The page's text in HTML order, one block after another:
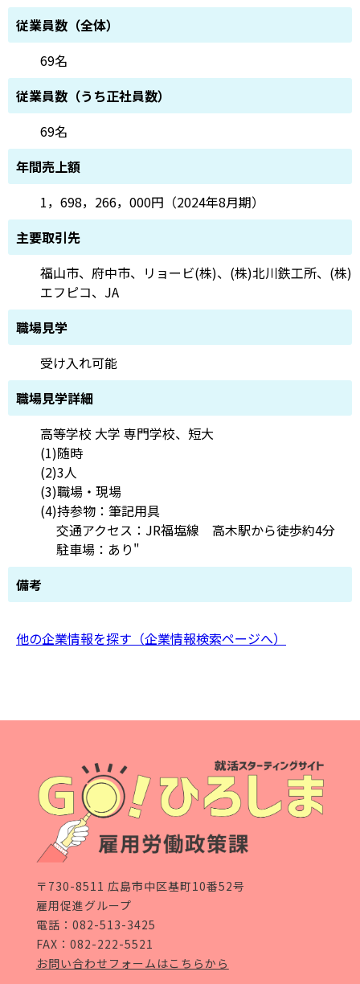
従業員数（全体）
69名
従業員数（うち正社員数）
69名
年間売上額
1，698，266，000円（2024年8月期）
主要取引先
福山市、府中市、リョービ(株)、(株)北川鉄工所、(株)
エフピコ、JA
職場見学
受け入れ可能
職場見学詳細
高等学校 大学 専門学校、短大
(1)随時
(2)3人
(3)職場・現場
(4)持参物：筆記用具
交通アクセス：JR福塩線 高木駅から徒歩約4分
駐車場：あり"
備考
他の企業情報を探す（企業情報検索ページへ）
〒730-8511 広島市中区基町10番52号
雇用促進グループ
電話： 082-513-3425
FAX：082-222-5521
お問い合わせフォームはこちらから